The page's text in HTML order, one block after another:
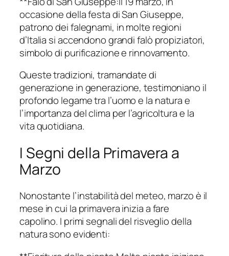
occasione della festa di San Giuseppe,
patrono dei falegnami, in molte regioni
d’Italia si accendono grandi falò propiziatori,
simbolo di purificazione e rinnovamento.
Queste tradizioni, tramandate di
generazione in generazione, testimoniano il
profondo legame tra l’uomo e la natura e
l’importanza del clima per l’agricoltura e la
vita quotidiana.
I Segni della Primavera a
Marzo
Nonostante l’instabilità del meteo, marzo è il
mese in cui la primavera inizia a fare
capolino. I primi segnali del risveglio della
natura sono evidenti: